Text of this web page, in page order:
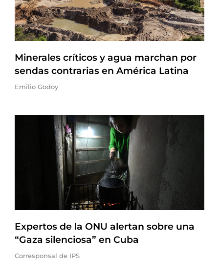
Minerales críticos y agua marchan por
sendas contrarias en América Latina
Emilio Godoy
Expertos de la ONU alertan sobre una
“Gaza silenciosa” en Cuba
Corresponsal de IPS